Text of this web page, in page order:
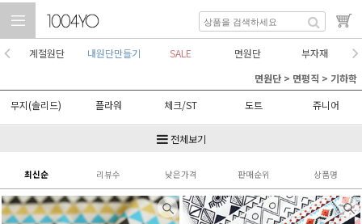
계절원단 내원단만들기 SALE 면원단
부자재
면원단 > 면평직 > 기하학
무지(솔리드)
플라워 체크/ST 도트 쥬니어
자수
전체보기
최신순 리뷰수 낮은가격 판매순위 상품명